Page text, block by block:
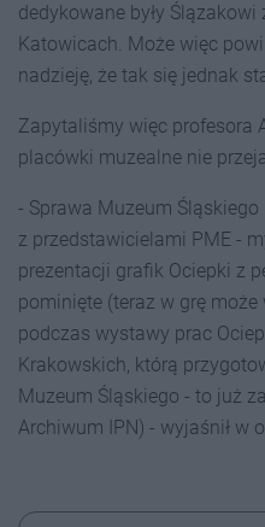
dedykowane były
Katowicach. Może więc
nadzieję, że tak się jednak
Zapytaliśmy więc profesora
placówki muzealne nie
- Sprawa Muzeum
z przedstawicielami PME -
prezentacji grafik Ociepki z
pominięte (teraz w grę
podczas wystawy prac
Krakowskich, którą
Muzeum Śląskiego - to już
Archiwum IPN) - wyjaśnił w